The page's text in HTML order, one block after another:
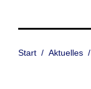
Start / Aktuelles /